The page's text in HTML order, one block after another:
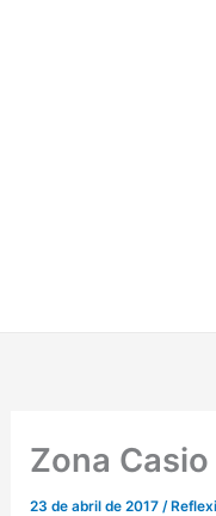
Zona Casio
23 de abril de 2017/